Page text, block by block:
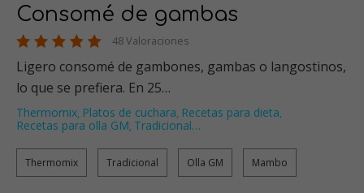
Consomé de gambas
48 Valoraciones
Ligero consomé de gambones, gambas o langostinos,
lo que se prefiera. En 25…
Thermomix, Platos de cuchara, Recetas para dieta,
Recetas para olla GM, Tradicional…
Thermomix Tradicional Olla GM Mambo